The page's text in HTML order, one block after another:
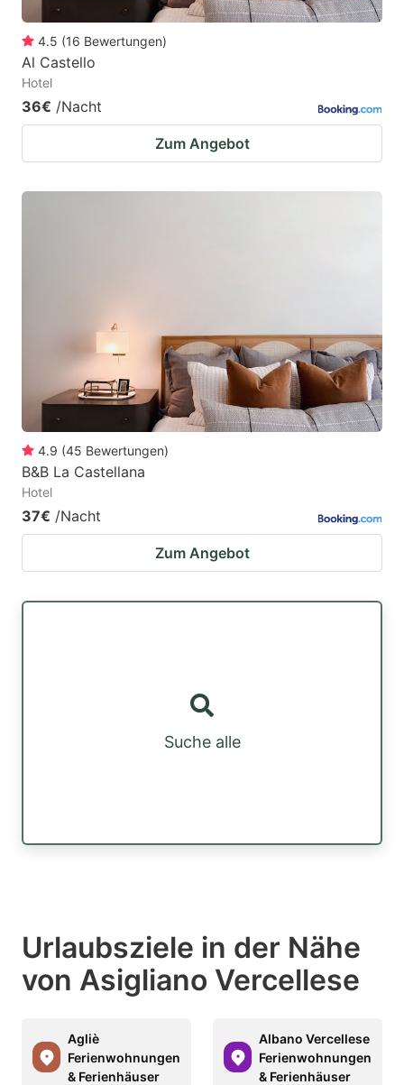
4.5 (16 Bewertungen)
Al Castello
Hotel
36€ /Nacht
Zum Angebot
4.9 (45 Bewertungen)
B&B La Castellana
Hotel
37€ /Nacht
Zum Angebot
Suche alle
Urlaubsziele in der Nähe
von Asigliano Vercellese
Agliè
Ferienwohnungen
& Ferienhäuser
Albano Vercellese
Ferienwohnungen
& Ferienhäuser